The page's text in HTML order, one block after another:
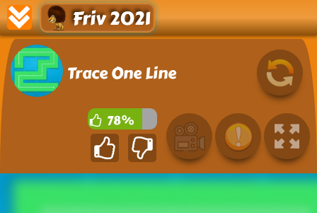
Friv 2021
Trace One Line
78%